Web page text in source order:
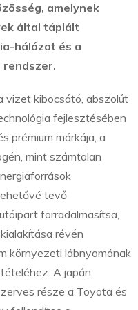
amelynek
által táplált
hálózat és a
vizet kibocsátó, abszolút
fejlesztésében
prémium márkája, a
mint számtalan
tevő
forradalmasítsa,
révén
környezeti lábnyomának
A japán
része a Toyota és